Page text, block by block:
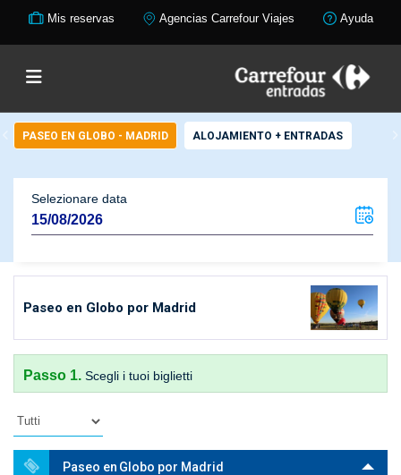
Mis reservas Agencias Carrefour Viajes Ayuda
PASEO EN GLOBO - MADRID ALOJAMIENTO + ENTRADAS
Selezionare data
Paseo en Globo por Madrid
Passo 1. Scegli i tuoi biglietti
Paseo en Globo por Madrid